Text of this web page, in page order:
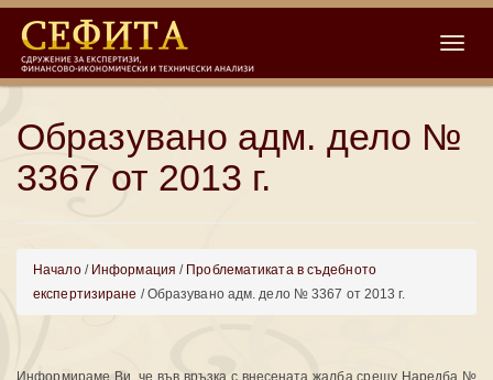
Образувано адм. дело №
3367 от 2013 г.
Начало/ Информация / Проблематиката в съдебното
експертизиране / Образувано адм. дело № 3367 от 2013 г.
Информираме Ви, че във връзка с внесената жалба срещу Наредба №